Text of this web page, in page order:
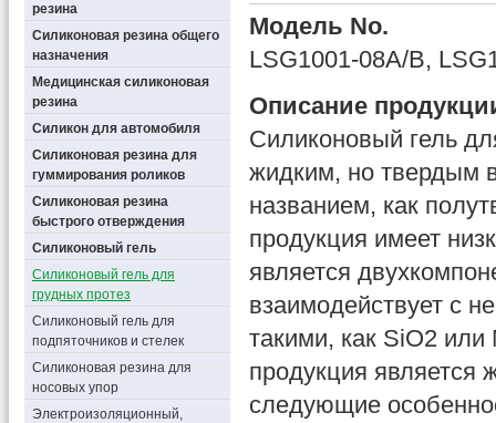
резина
Силиконовая резина общего
назначения
Медицинская силиконовая
резина
Силикон для автомобиля
Силиконовая резина для
гуммирования роликов
Силиконовая резина
быстрого отверждения
Силиконовый гель
Силиконовый гель для
грудных протез
Силиконовый гель для
подпяточников и стелек
Силиконовая резина для
носовых упор
Электроизоляционный,
Модель No.
LSG1001-08A/B,
Описание
Силиконовый гель
жидким, но твердым
названием, как
продукция имеет
является
взаимодействует с
такими, как SiO2
продукция является
следующие